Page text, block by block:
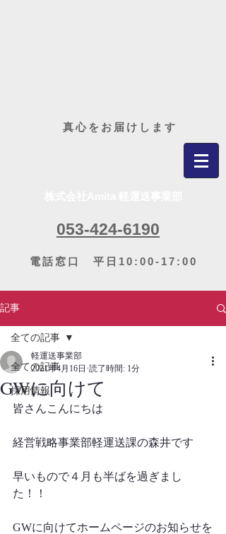
​真心をお届けします
053-424-6190
電話窓口 平日10:00-17:00
記事
全ての記事
採用情報
全ての記事
GWに向けて
軽運送事業部
2021年4月16日 読了時間: 1分
皆さんこんにちは
経営戦略事業部軽運送課の森井です
早いもので４月も半ばを過ぎまし
た！！
GWに向けてホームページのお知らせを